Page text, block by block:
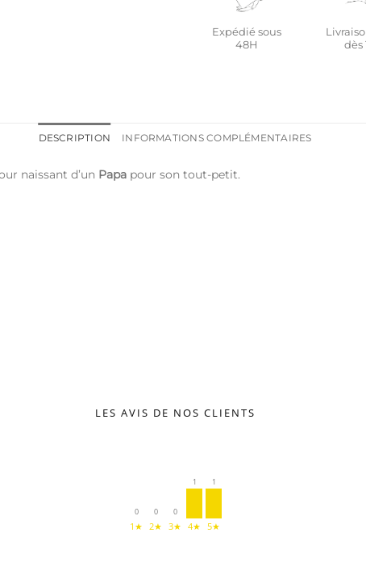
Expédié sous
48H
dès
DESCRIPTION INFORMATIONS COMPLÉMENTAIRES
naissant d’un Papa pour son tout-petit.
LES AVIS DE NOS CLIENTS
0
1★
0
2★
0
3★
1
4★
1
5★